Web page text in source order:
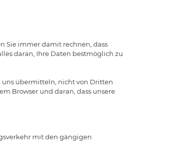
Sie immer damit rechnen, dass
daran, Ihre Daten bestmöglich zu
uns übermitteln, nicht von Dritten
Browser und daran, dass unsere
mit den gängigen